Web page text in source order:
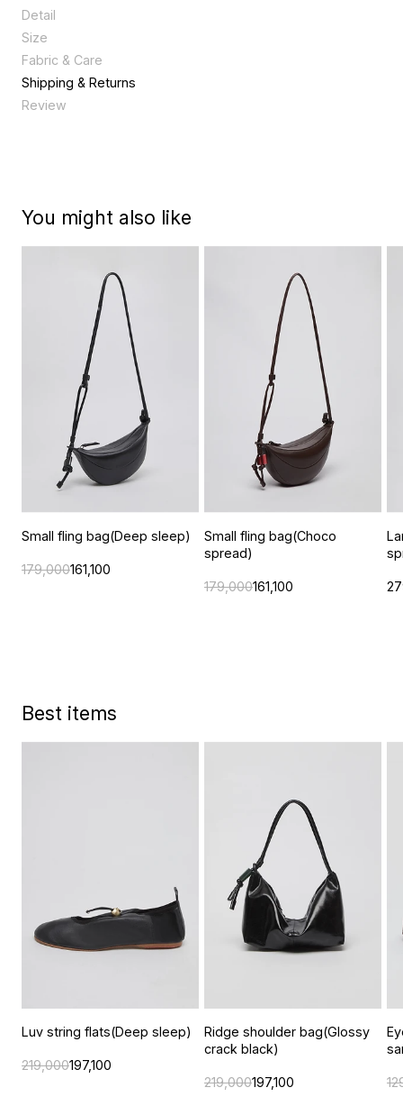
Detail
아카이브앱크의 첫 시즌 시그니처 라인으로, 심플한 곡선 형태의 절개
라인이 고급스럽고 세련된 무드를 연출합니다. 스트랩 조절을 통해 크
로스·토트·숄더 3WAY 연출이 가능합니다.
Size
Size
세로
가로
Fabric & Care
천연 가죽 제품으로 착용 및 보관시 습기나 물에 노출되지 않는 것이
좋으며, 물에 닿았을 경우 마른 수건으로 닦아주고 서늘한 곳에서 말
려주는 것이 좋다.
Shipping & Returns
Review
You might also like
Small fling bag(Deep sleep)
179,000161,100
Small fling bag(Choco
spread)
179,000161,100
Best items
Luv string flats(Deep sleep)
219,000197,100
Ridge shoulder bag(Glossy
crack black)
219,000197,100